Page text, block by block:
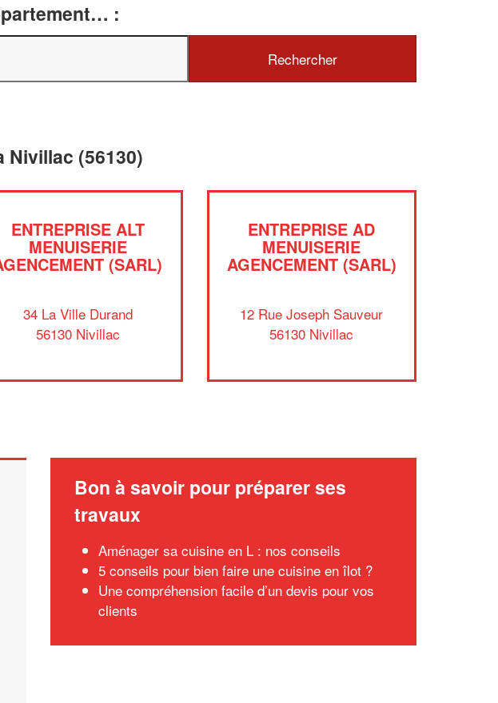
:
(56130)
ENTREPRISE ALT
MENUISERIE
(SARL)
34 La Ville Durand
56130 Nivillac
ENTREPRISE AD
MENUISERIE
AGENCEMENT (SARL)
12 Rue Joseph Sauveur
56130 Nivillac
Bon à savoir pour préparer ses
travaux
Aménager sa cuisine en L : nos conseils
5 conseils pour bien faire une cuisine en îlot ?
Une compréhension facile d’un devis pour vos
clients
✕
nouveaux clients